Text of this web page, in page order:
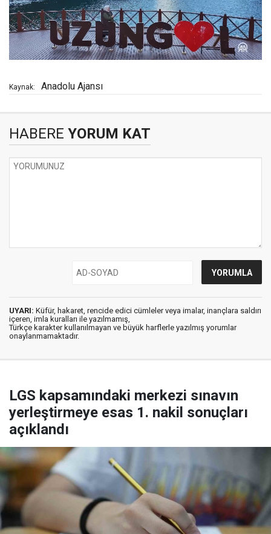
Kaynak: Anadolu Ajansı
HABERE YORUM KAT
UYARI: Küfür, hakaret, rencide edici cümleler veya imalar, inançlara saldırı
içeren, imla kuralları ile yazılmamış,
Türkçe karakter kullanılmayan ve büyük harflerle yazılmış yorumlar
onaylanmamaktadır.
LGS kapsamındaki merkezi sınavın
yerleştirmeye esas 1. nakil sonuçları
açıklandı